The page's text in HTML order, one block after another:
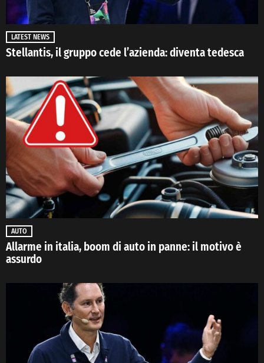
LATEST NEWS
Stellantis, il gruppo cede l’azienda: diventa tedesca
AUTO
Allarme in italia, boom di auto in panne: il motivo è
assurdo